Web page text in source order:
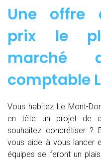
Une offre
prix le
marché
comptable
Vous habitez Le Mont-
en tête un projet de
souhaitez concrétiser ?
vous aide à vous lancer
équipes se feront un